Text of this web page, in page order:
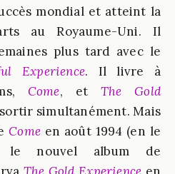
mondial et atteint la
au Royaume-Uni. Il
plus tard avec le
Experience. Il livre à
Come, et The Gold
simultanément. Mais
Come en août 1994 (en le
le nouvel album de